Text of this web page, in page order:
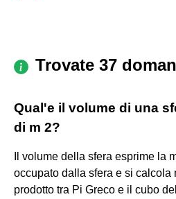
Trovate 37
Qual'e il volume di una
di m 2?
Il volume della sfera esprime la
occupato dalla sfera e si calcola
prodotto tra Pi Greco e il cubo